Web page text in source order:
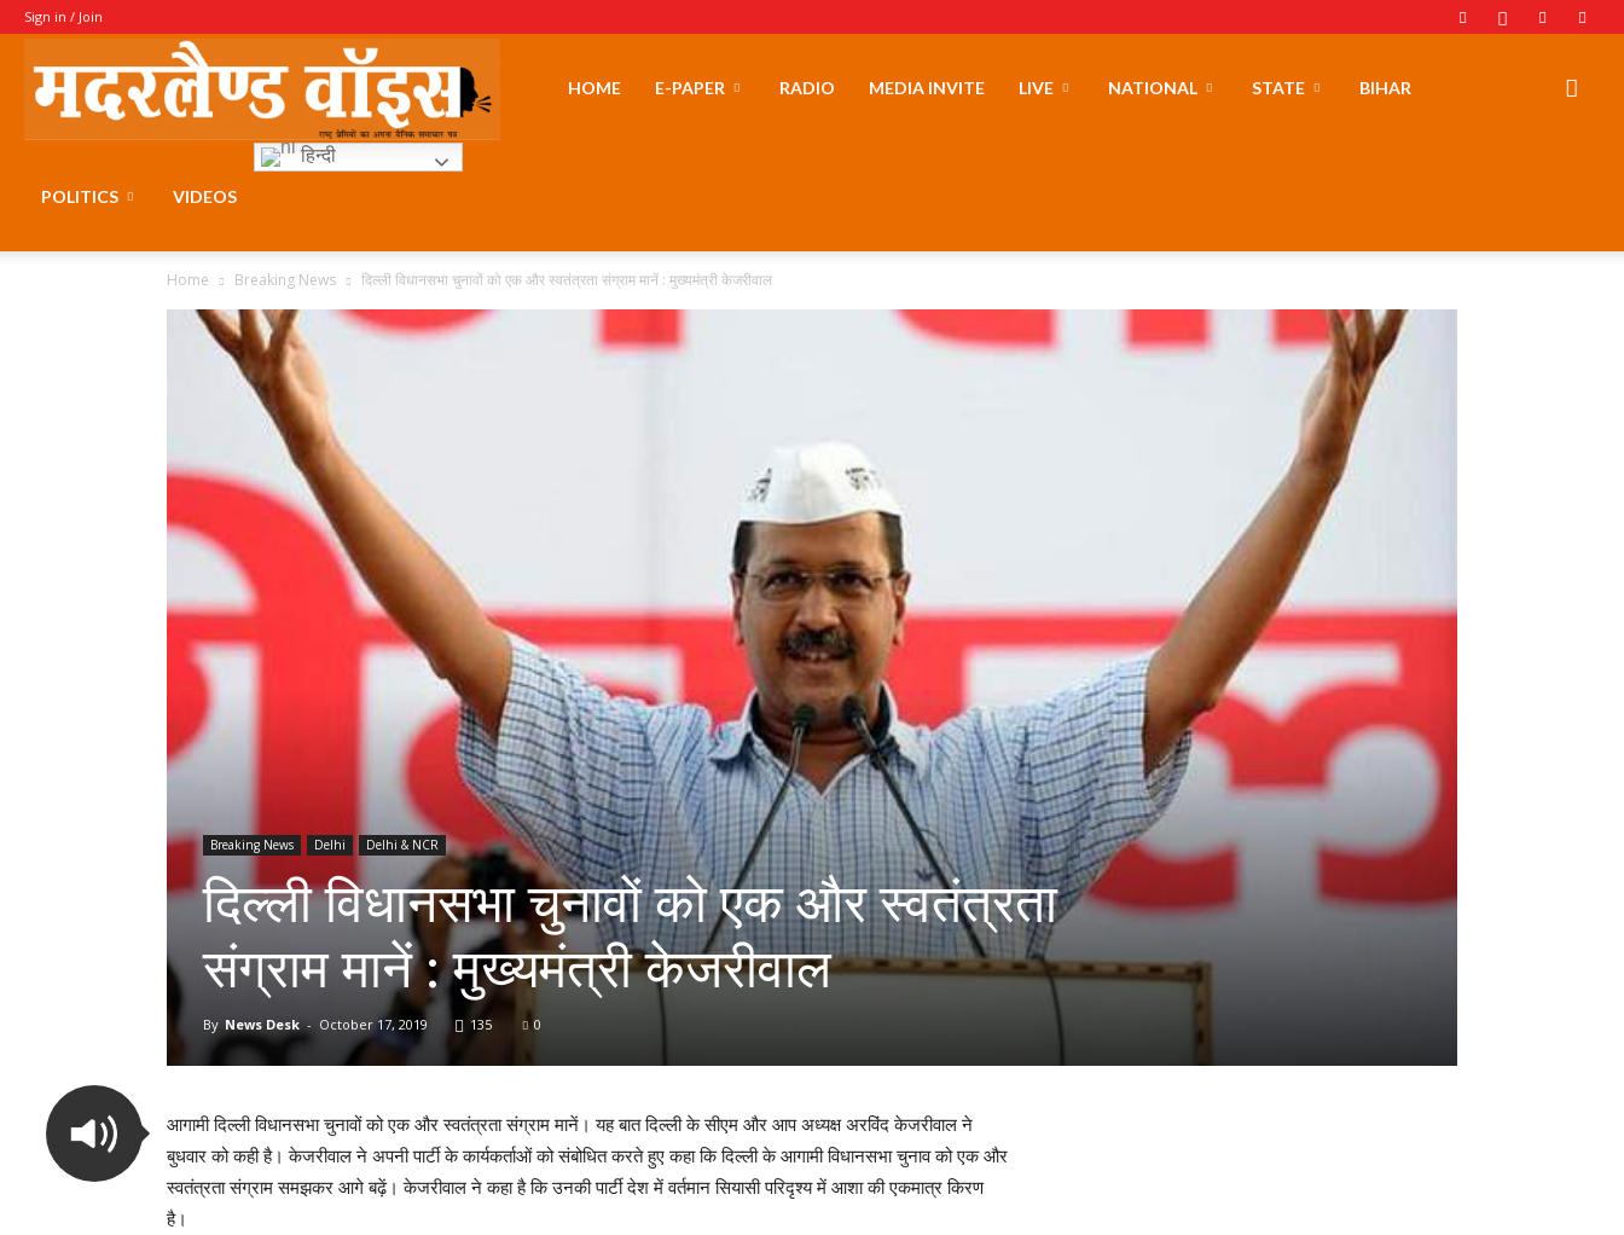
Sign in / Join
MotherLandHOME E-PAPER RADIO MEDIA INVITE LIVE NATIONAL STATE BIHAR
POLITICS VIDEOS
हिन्दी
Home Breaking News दिल्ली विधानसभा चुनावों को एक और स्वतंत्रता संग्राम मानें : मुख्यमंत्री केजरीवाल
Breaking News Delhi Delhi & NCR
दिल्ली विधानसभा चुनावों को एक और स्वतंत्रता
संग्राम मानें : मुख्यमंत्री केजरीवाल
By News Desk - October 17, 2019 135 0
आगामी दिल्ली विधानसभा चुनावों को एक और स्वतंत्रता संग्राम मानें। यह बात दिल्ली के सीएम और आप अध्यक्ष अरविंद केजरीवाल ने
बुधवार को कही है। केजरीवाल ने अपनी पार्टी के कार्यकर्ताओं को संबोधित करते हुए कहा कि दिल्ली के आगामी विधानसभा चुनाव को एक और
स्वतंत्रता संग्राम समझकर आगे बढ़ें। केजरीवाल ने कहा है कि उनकी पार्टी देश में वर्तमान सियासी परिदृश्य में आशा की एकमात्र किरण
है।